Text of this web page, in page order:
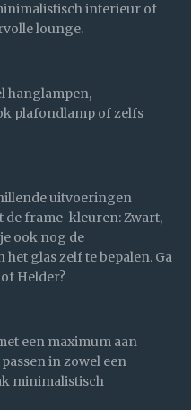
interieur of
lounge.
hanglampen,
plafondlamp of zelfs
uitvoeringen
de frame-kleuren: Zwart,
ook nog de
glas zelf te bepalen. Ga
Helder?
een maximum aan
in zowel een
minimalistisch